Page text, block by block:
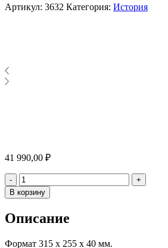
Артикул: 3632 Категория: История
41 990,00 ₽
- Количество
+
В корзину
Описание
Формат 315 х 255 х 40 мм.